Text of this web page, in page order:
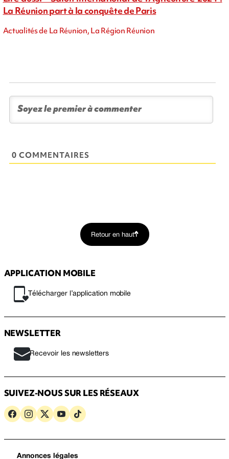
La Réunion part à la conquête de Paris
Actualités de La Réunion, La Région Réunion
0 COMMENTAIRES
Retour en haut
APPLICATION MOBILE
Télécharger l’application mobile
NEWSLETTER
Recevoir les newsletters
SUIVEZ-NOUS SUR LES RÉSEAUX
Annonces légales